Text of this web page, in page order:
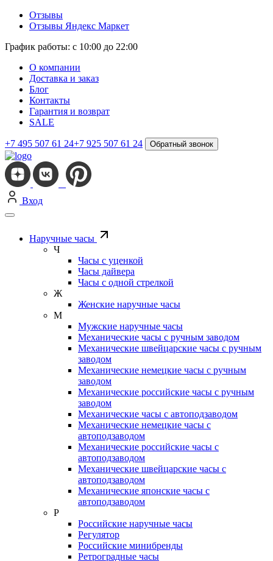
Отзывы
Отзывы Яндекс Маркет
График работы: с 10:00 до 22:00
О компании
Доставка и заказ
Блог
Контакты
Гарантия и возврат
SALE
+7 495 507 61 24+7 925 507 61 24 Обратный звонок
Вход
Наручные часы
Ч
Часы с уценкой
Часы дайвера
Часы с одной стрелкой
Ж
Женские наручные часы
М
Мужские наручные часы
Механические часы с ручным заводом
Механические швейцарские часы с ручным
заводом
Механические немецкие часы с ручным
заводом
Механические российские часы с ручным
заводом
Механические часы с автоподзаводом
Механические немецкие часы с
автоподзаводом
Механические российские часы с
автоподзаводом
Механические швейцарские часы с
автоподзаводом
Механические японские часы с
автоподзаводом
Р
Российские наручные часы
Регулятор
Российские минибренды
Ретроградные часы